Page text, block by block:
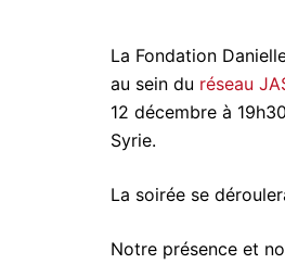
La Fondation
au sein du réseau
12 décembre à
Syrie.
La soirée se
Notre présence et